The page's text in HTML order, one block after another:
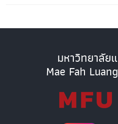
มหาวิทยาลัย
Mae Fah